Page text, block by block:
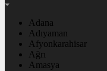
Adana
Adıyaman
Afyonkarahisar
Ağrı
Amasya